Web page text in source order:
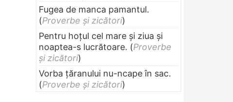
Fugea de manca pamantul.
(Proverbe și zicători)
Pentru hoţul cel mare şi ziua şi
noaptea-s lucrătoare. (Proverbe
și zicători)
Vorba ţăranului nu-ncape în sac.
(Proverbe și zicători)